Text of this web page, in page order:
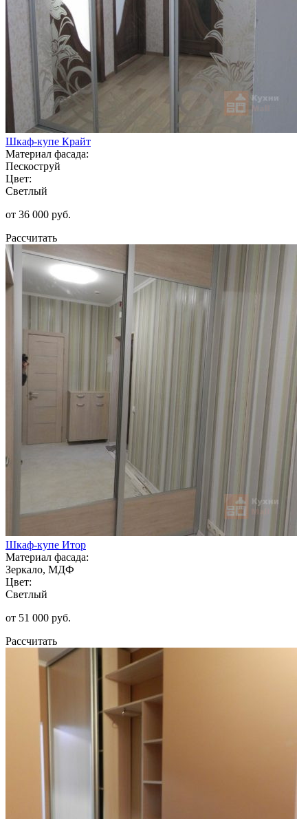
Шкаф-купе Крайт
Материал фасада:
Пескоструй
Цвет:
Светлый
от 36 000 руб.
Рассчитать
Шкаф-купе Итор
Материал фасада:
Зеркало, МДФ
Цвет:
Светлый
от 51 000 руб.
Рассчитать